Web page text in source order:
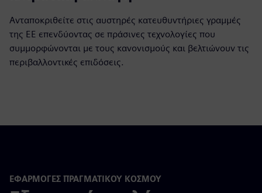
Ανταποκριθείτε στις αυστηρές κατευθυντήριες γραμμές
της ΕΕ επενδύοντας σε πράσινες τεχνολογίες που
συμμορφώνονται με τους κανονισμούς και βελτιώνουν τις
περιβαλλοντικές επιδόσεις.
ΕΦΑΡΜΟΓΈΣ ΠΡΑΓΜΑΤΙΚΟΎ ΚΌΣΜΟΥ